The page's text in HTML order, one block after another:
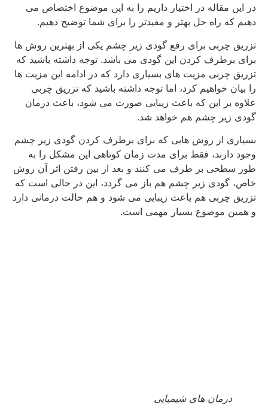
در این مقاله در اختیار داریم را به این موضوع اختصاص می
دهیم که راه حل بهتر و مفیدتر را برای شما توضیح دهیم.
تزریق چربی برای رفع گودی زیر چشم یکی از بهترین روش ها
برای برطرف کردن این گودی می باشد. توجه داشته باشید که
تزریق چربی مزیت های بسیاری دارد که در ادامه این مزیت ها
را بیان خواهیم کرد، اما توجه داشته باشید که تزریق چربی
علاوه بر این که باعث زیبایی صورت می شود، باعث درمان
گودی زیر چشم هم خواهد شد.
بسیاری از روش هایی که برای برطرف کردن گودی زیر چشم
وجود دارند، فقط برای مدت زمان کوتاهی این مشکل را به
طور سطحی بر طرف می کنند و بعد از بین رفتن اثر آن روش
خاص، گودی زیر چشم هم باز می گردد، این در حالی است که
تزریق چربی هم باعث زیبایی می شود و هم حالت درمانی دارد
و همین موضوع بسیار مهمی است.
درمان های شیمیایی